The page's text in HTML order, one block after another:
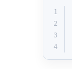
1
2
3
4